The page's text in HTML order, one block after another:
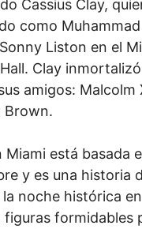
Cassius Clay,
como
Liston en el
Clay
amigos: Malcolm
Brown.
Miami está basada
y es una historia
noche histórica
figuras formidables